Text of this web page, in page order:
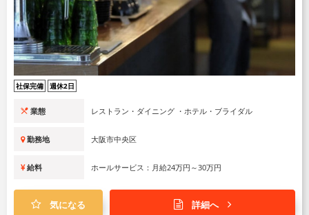
社保完備 週休2日
業態 レストラン・ダイニング ・ホテル・ブライダル
勤務地 大阪市中央区
給料 ホールサービス：月給24万円～30万円
気になる 詳細へ